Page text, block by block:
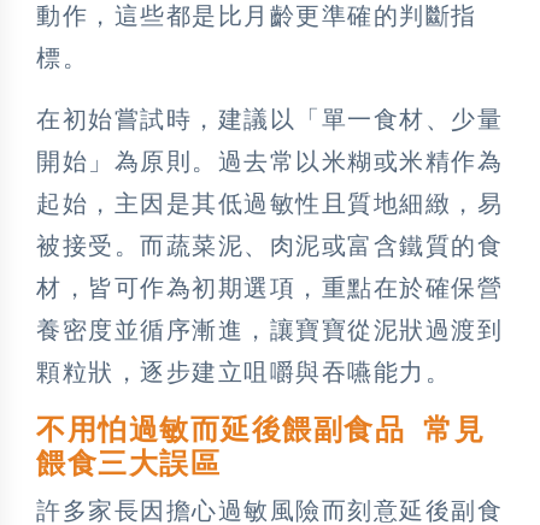
動作，這些都是比月齡更準確的判斷指
標。
在初始嘗試時，建議以「單一食材、少量
開始」為原則。過去常以米糊或米精作為
起始，主因是其低過敏性且質地細緻，易
被接受。而蔬菜泥、肉泥或富含鐵質的食
材，皆可作為初期選項，重點在於確保營
養密度並循序漸進，讓寶寶從泥狀過渡到
顆粒狀，逐步建立咀嚼與吞嚥能力。
不用怕過敏而延後餵副食品 常見
餵食三大誤區
許多家長因擔心過敏風險而刻意延後副食